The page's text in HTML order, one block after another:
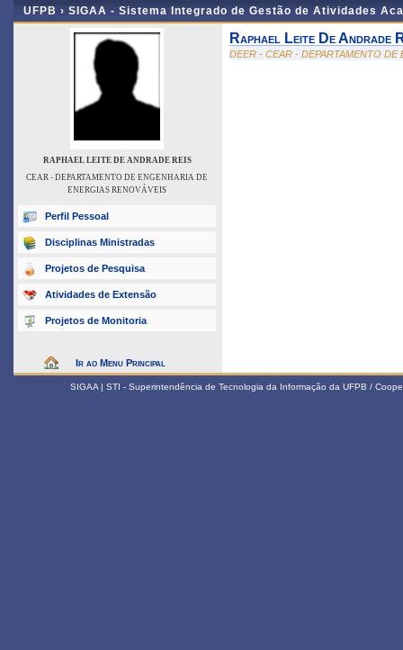
UFPB › SIGAA - Sistema Integrado de Gestão de Atividades
RAPHAEL LEITE DE ANDRADE REIS
CEAR - DEPARTAMENTO DE ENGENHARIA DE
ENERGIAS RENOVÁVEIS
Perfil Pessoal
Disciplinas Ministradas
Projetos de Pesquisa
Atividades de Extensão
Projetos de Monitoria
Ir ao Menu Principal
Raphael Leite De Andrade
DEER - CEAR - DEPARTAMENTO
SIGAA | STI - Superintendência de Tecnologia da Informação da UFPB /